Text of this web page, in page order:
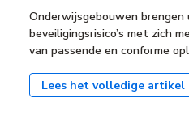
Onderwijsgebouwen brengen
beveiligingsrisico’s met zich
van passende en conforme
Lees het volledige artikel